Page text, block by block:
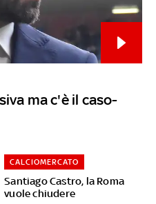
ma c'è il caso-
Santiago Castro, la Roma
vuole chiudere
CALCIOMERCATO